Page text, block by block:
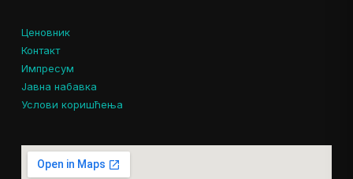
Ценовник
Контакт
Импресум
Јавна набавка
Услови коришћења